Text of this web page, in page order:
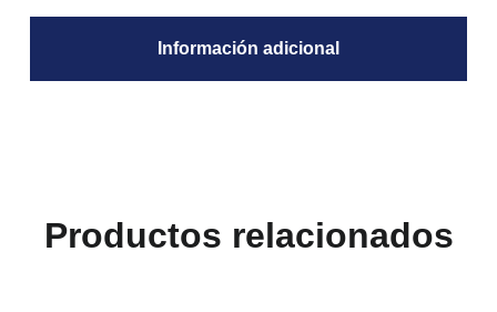
Información adicional
Productos relacionados